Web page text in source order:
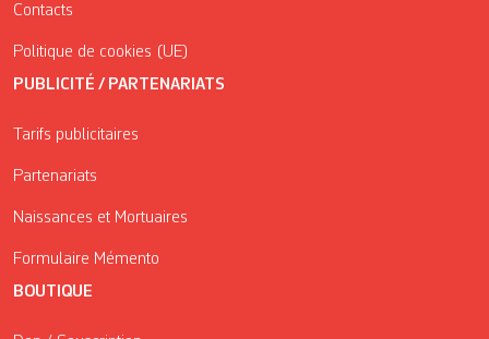
Contacts
Politique de cookies (UE)
PUBLICITÉ / PARTENARIATS
Tarifs publicitaires
Partenariats
Naissances et Mortuaires
Formulaire Mémento
BOUTIQUE